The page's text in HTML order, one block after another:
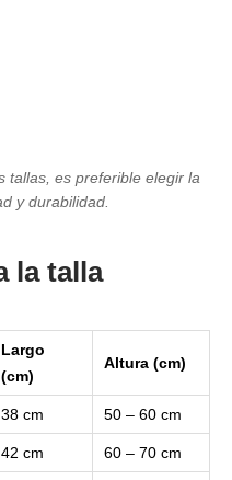
tallas, es preferible elegir la
y durabilidad.
la talla
Largo
(cm)
Altura (cm)
38 cm 50 – 60 cm
42 cm 60 – 70 cm